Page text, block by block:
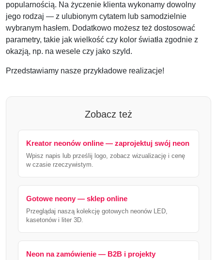
popularnością. Na życzenie klienta wykonamy dowolny
jego rodzaj — z ulubionym cytatem lub samodzielnie
wybranym hasłem. Dodatkowo możesz też dostosować
parametry, takie jak wielkość czy kolor światła zgodnie z
okazją, np. na wesele czy jako szyld.
Przedstawiamy nasze przykładowe realizacje!
Zobacz też
Kreator neonów online — zaprojektuj swój neon
Wpisz napis lub prześlij logo, zobacz wizualizację i cenę
w czasie rzeczywistym.
Gotowe neony — sklep online
Przeglądaj naszą kolekcję gotowych neonów LED,
kasetonów i liter 3D.
Neon na zamówienie — B2B i projekty